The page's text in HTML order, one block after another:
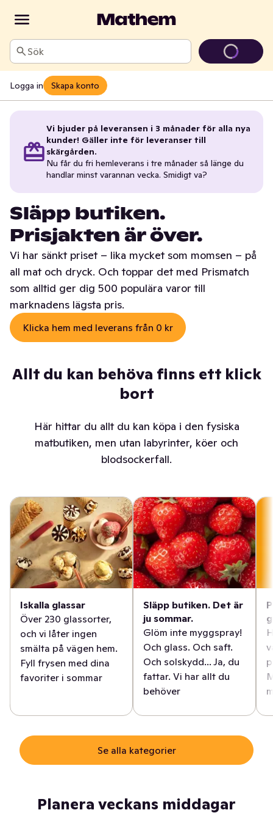
Sök
Logga in Skapa konto
Vi bjuder på leveransen i 3 månader för alla nya
kunder! Gäller inte för leveranser till
skärgården.
Nu får du fri hemleverans i tre månader så länge du
handlar minst varannan vecka. Smidigt va?
Släpp butiken.
Prisjakten är över.
Vi har sänkt priset – lika mycket som momsen – på
all mat och dryck. Och toppar det med Prismatch
som alltid ger dig 500 populära varor till
marknadens lägsta pris.
Klicka hem med leverans från 0 kr
Allt du kan behöva finns ett klick
bort
Här hittar du allt du kan köpa i den fysiska
matbutiken, men utan labyrinter, köer och
blodsockerfall.
Iskalla glassar
Över 230 glassorter,
och vi låter ingen
smälta på vägen hem.
Fyll frysen med dina
favoriter i sommar
Släpp butiken. Det är
ju sommar.
Glöm inte myggspray!
Och glass. Och saft.
Och solskydd... Ja, du
fattar. Vi har allt du
behöver
Se alla kategorier
Planera veckans middagar